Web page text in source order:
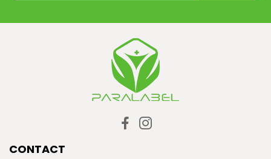
CONTACT